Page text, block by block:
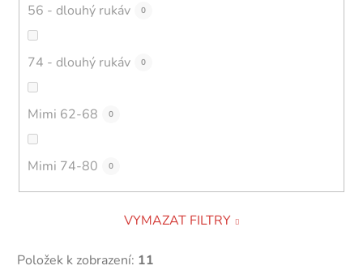
56 - dlouhý rukáv 0
74 - dlouhý rukáv 0
Mimi 62-68 0
Mimi 74-80 0
VYMAZAT FILTRY
Položek k zobrazení: 11